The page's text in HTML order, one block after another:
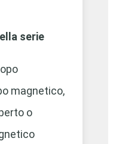
serie
magnetico,
o